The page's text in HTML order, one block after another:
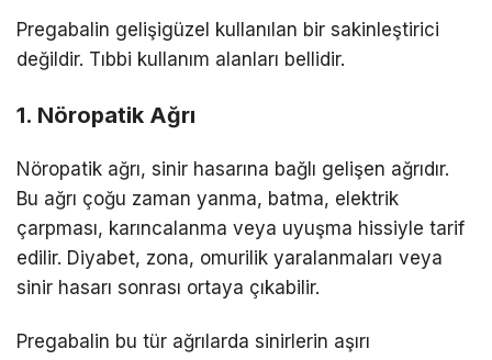
Pregabalin gelişigüzel kullanılan bir sakinleştirici
değildir. Tıbbi kullanım alanları bellidir.
1. Nöropatik Ağrı
Nöropatik ağrı, sinir hasarına bağlı gelişen ağrıdır.
Bu ağrı çoğu zaman yanma, batma, elektrik
çarpması, karıncalanma veya uyuşma hissiyle tarif
edilir. Diyabet, zona, omurilik yaralanmaları veya
sinir hasarı sonrası ortaya çıkabilir.
Pregabalin bu tür ağrılarda sinirlerin aşırı